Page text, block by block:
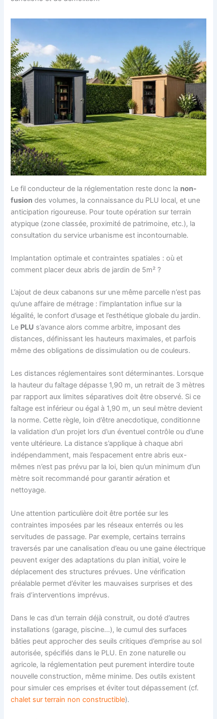
Le fil conducteur de la réglementation reste donc la non-
fusion des volumes, la connaissance du PLU local, et une
anticipation rigoureuse. Pour toute opération sur terrain
atypique (zone classée, proximité de patrimoine, etc.), la
consultation du service urbanisme est incontournable.
Implantation optimale et contraintes spatiales : où et
comment placer deux abris de jardin de 5m² ?
L’ajout de deux cabanons sur une même parcelle n’est pas
qu’une affaire de métrage : l’implantation influe sur la
légalité, le confort d’usage et l’esthétique globale du jardin.
Le PLU s’avance alors comme arbitre, imposant des
distances, définissant les hauteurs maximales, et parfois
même des obligations de dissimulation ou de couleurs.
Les distances réglementaires sont déterminantes. Lorsque
la hauteur du faîtage dépasse 1,90 m, un retrait de 3 mètres
par rapport aux limites séparatives doit être observé. Si ce
faîtage est inférieur ou égal à 1,90 m, un seul mètre devient
la norme. Cette règle, loin d’être anecdotique, conditionne
la validation d’un projet lors d’un éventuel contrôle ou d’une
vente ultérieure. La distance s’applique à chaque abri
indépendamment, mais l’espacement entre abris eux-
mêmes n’est pas prévu par la loi, bien qu’un minimum d’un
mètre soit recommandé pour garantir aération et
nettoyage.
Une attention particulière doit être portée sur les
contraintes imposées par les réseaux enterrés ou les
servitudes de passage. Par exemple, certains terrains
traversés par une canalisation d’eau ou une gaine électrique
peuvent exiger des adaptations du plan initial, voire le
déplacement des structures prévues. Une vérification
préalable permet d’éviter les mauvaises surprises et des
frais d’interventions imprévus.
Dans le cas d’un terrain déjà construit, ou doté d’autres
installations (garage, piscine…), le cumul des surfaces
bâties peut approcher des seuils critiques d’emprise au sol
autorisée, spécifiés dans le PLU. En zone naturelle ou
agricole, la réglementation peut purement interdire toute
nouvelle construction, même minime. Des outils existent
pour simuler ces emprises et éviter tout dépassement (cf.
chalet sur terrain non constructible).